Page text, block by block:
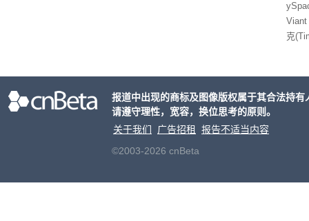
Viant
克
算法
报道中出现的商标及图像版权属于其合法持
请遵守理性，宽容，换位思考的原则。
关于我们
广告招租
报告不适当内容
©2003-2026 cnBeta